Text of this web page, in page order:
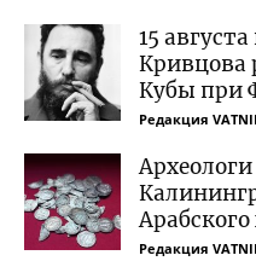
15
Кривцова
Кубы при
Редакция
Редакция